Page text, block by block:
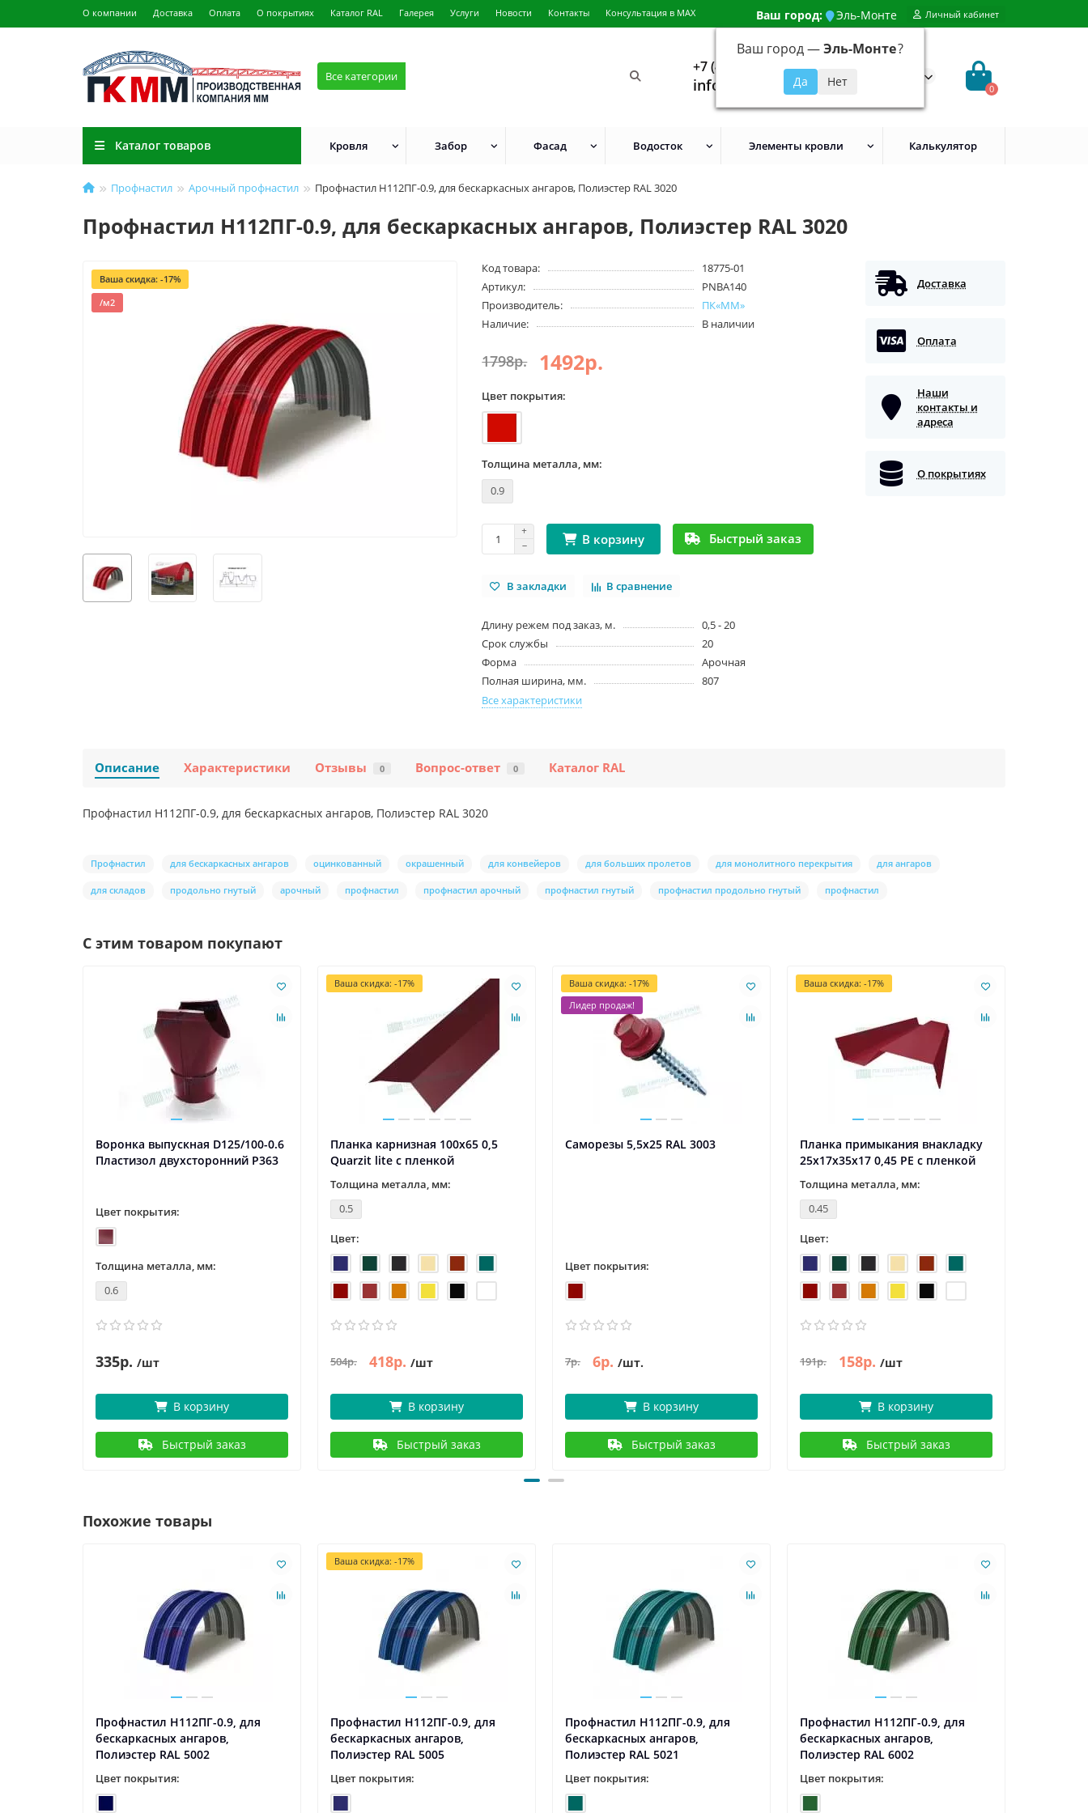
О компании Доставка Оплата О покрытиях Каталог RAL Галерея Услуги Новости Контакты Консультация в MAX Ваш город: Эль-Монте
Ваш город —Эль-Монте?
Личный кабинет
Все категории
+7 (499) 648-92-94
info@evroshtaketnikmoskva.ru 0
Каталог товаров Кровля Забор Фасад Водосток Элементы кровли Калькулятор
Профнастил Арочный профнастил Профнастил H112ПГ-0.9, для бескаркасных ангаров, Полиэстер RAL 3020
Профнастил H112ПГ-0.9, для бескаркасных ангаров, Полиэстер RAL 3020
Ваша скидка: -17%
/м2
Код товара:
18775-01
Артикул:
PNBA140
Производитель:
ПК«ММ»
Наличие:
В наличии
1798р. 1492р.
Цвет покрытия:
Толщина металла, мм:
0.9
В корзину Быстрый заказ
В закладки В сравнение
Длину режем под заказ, м.
0,5 - 20
Срок службы
20
Форма
Арочная
Полная ширина, мм.
807
Все характеристики
Доставка
Оплата
Наши
контакты и
адреса
О покрытиях
Описание Характеристики Отзывы 0 Вопрос-ответ 0 Каталог RAL
Профнастил H112ПГ-0.9, для бескаркасных ангаров, Полиэстер RAL 3020
Профнастил для бескаркасных ангаров оцинкованный окрашенный для конвейеров для больших пролетов для монолитного перекрытия для ангаров
для складов продольно гнутый арочный профнастил профнастил арочный профнастил гнутый профнастил продольно гнутый профнастил
С этим товаром покупают
Воронка выпускная D125/100-0.6
Пластизол двухсторонний Р363
Цвет покрытия:
Толщина металла, мм:
0.6
335р. /шт
В корзину
Быстрый заказ
Ваша скидка: -17%
Планка карнизная 100х65 0,5
Quarzit lite с пленкой
Толщина металла, мм:
0.5
Цвет:
504р. 418р. /шт
В корзину
Быстрый заказ
Ваша скидка: -17%
Лидер продаж!
Саморезы 5,5х25 RAL 3003
Цвет покрытия:
7р. 6р. /шт.
В корзину
Быстрый заказ
Ваша скидка: -17%
Планка примыкания внакладку
25х17х35х17 0,45 PE с пленкой
Толщина металла, мм:
0.45
Цвет:
191р. 158р. /шт
В корзину
Быстрый заказ
Похожие товары
Профнастил H112ПГ-0.9, для
бескаркасных ангаров,
Полиэстер RAL 5002
Цвет покрытия:
Ваша скидка: -17%
Профнастил H112ПГ-0.9, для
бескаркасных ангаров,
Полиэстер RAL 5005
Цвет покрытия:
Профнастил H112ПГ-0.9, для
бескаркасных ангаров,
Полиэстер RAL 5021
Цвет покрытия:
Профнастил H112ПГ-0.9, для
бескаркасных ангаров,
Полиэстер RAL 6002
Цвет покрытия: